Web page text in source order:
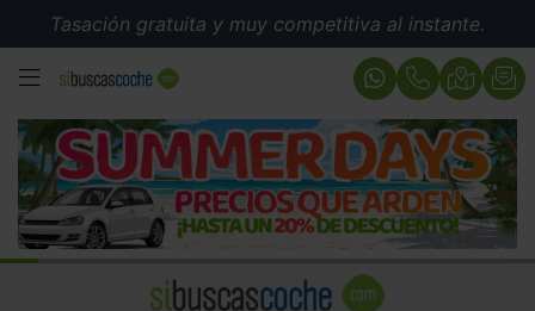
Tasación gratuita y muy competitiva al instante.
MENÚ